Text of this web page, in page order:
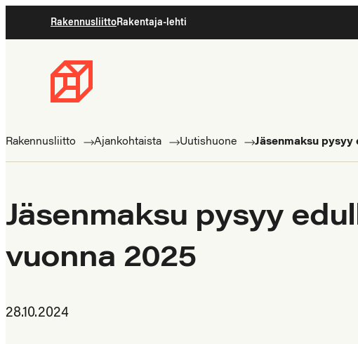
suoraan
RakennusliittoRakentaja-lehti
Rakennusliitto
ammattilaisten
Rakennusliitto Ajankohtaista Uutishuone Jäsenmaksu pysyy
Jäsenmaksu pysyy
vuonna 2025
28.10.2024